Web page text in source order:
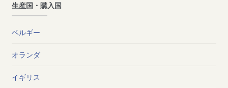
生産国・購入国
ベルギー
オランダ
イギリス